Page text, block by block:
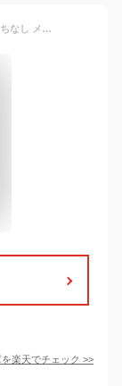
MIDIリムレス チタン製 伊達メガネ フチなし ふちなし メガネフレーム 度なし 伊達眼鏡 pcメガネ ブルーライトカット ブルーライト メガネ 丸メガネ 丸 リムレス ふちなしメガネ メンズ 縁無し 縁なし 鯖江のラボで丁寧にレンズ加工・調整・アフター対応 M326-PC
楽天でチェック >>